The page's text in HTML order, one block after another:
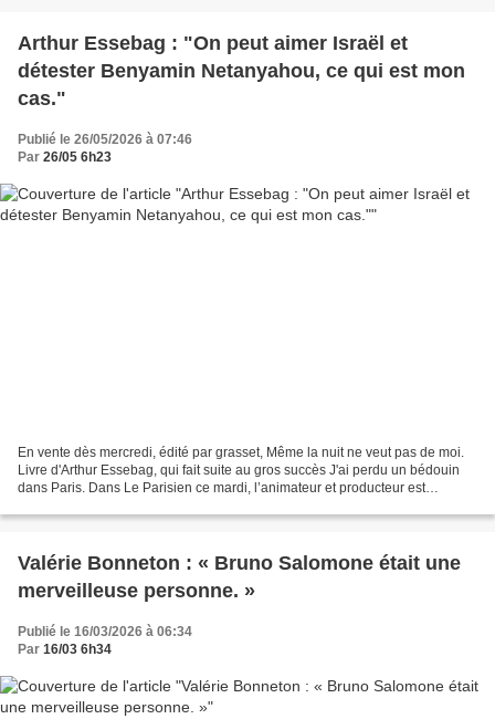
Arthur Essebag : "On peut aimer Israël et
détester Benyamin Netanyahou, ce qui est mon
cas."
Publié le 26/05/2026 à 07:46
Par 26/05 6h23
En vente dès mercredi, édité par grasset, Même la nuit ne veut pas de moi.
Livre d'Arthur Essebag, qui fait suite au gros succès J'ai perdu un bédouin
dans Paris. Dans Le Parisien ce mardi, l’animateur et producteur est
Valérie Bonneton : « Bruno Salomone était une
merveilleuse personne. »
Publié le 16/03/2026 à 06:34
Par 16/03 6h34